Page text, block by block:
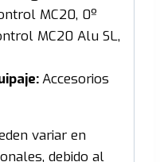
MC20, 0º
MC20 Alu SL,
Accesorios
variar en
debido al